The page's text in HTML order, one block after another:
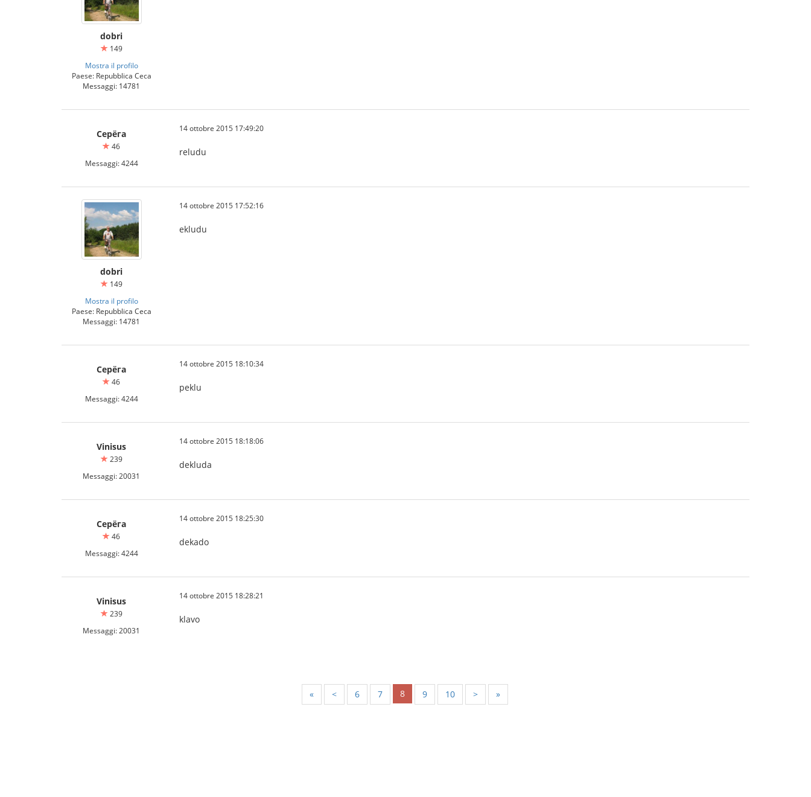
dobri
149
Mostra il profilo
Paese: Repubblica Ceca
Messaggi: 14781
Серёга
46
Messaggi: 4244
14 ottobre 2015 17:49:20
reludu
dobri
149
Mostra il profilo
Paese: Repubblica Ceca
Messaggi: 14781
14 ottobre 2015 17:52:16
ekludu
Серёга
46
Messaggi: 4244
14 ottobre 2015 18:10:34
peklu
Vinisus
239
Messaggi: 20031
14 ottobre 2015 18:18:06
dekluda
Серёга
46
Messaggi: 4244
14 ottobre 2015 18:25:30
dekado
Vinisus
239
Messaggi: 20031
14 ottobre 2015 18:28:21
klavo
« < 6 7 8 9 10 > »